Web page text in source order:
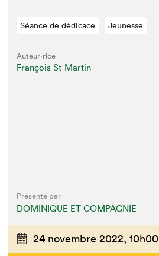
Séance de dédicace Jeunesse
Auteur·rice
François St-Martin
Présenté par
DOMINIQUE ET COMPAGNIE
24 novembre 2022, 10h00